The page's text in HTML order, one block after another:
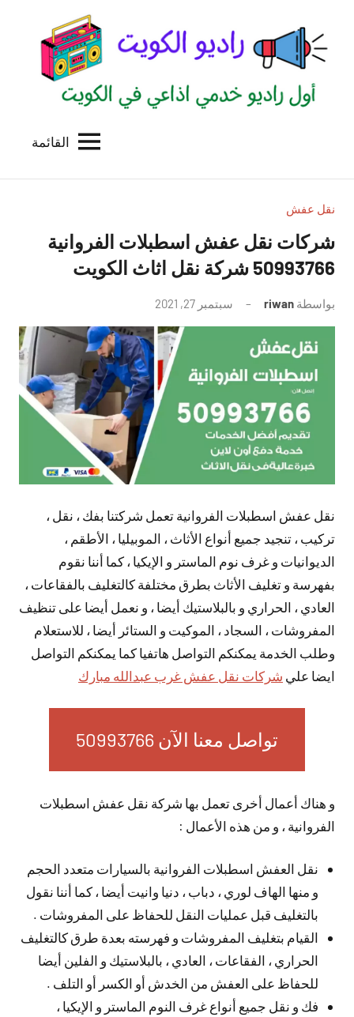
المحتوى
الكويت
للاعلانات
بالكويت
القائمة
نقل عفش
شركات نقل عفش اسطبلات الفروانية
50993766 شركة نقل اثاث الكويت
بواسطة riwan سبتمبر 27, 2021
توجد
تعليقات
نقل عفش اسطبلات الفروانية تعمل شركتنا بفك ، نقل ،
تركيب ، تنجيد جميع أنواع الأثاث ، الموبيليا ، الأطقم ،
الديوانيات و غرف نوم الماستر و الإيكيا ، كما أننا نقوم
بفهرسة و تغليف الأثاث بطرق مختلفة كالتغليف بالفقاعات ،
العادي ، الحراري و بالبلاستيك أيضا ، و نعمل أيضا على تنظيف
المفروشات ، السجاد ، الموكيت و الستائر أيضا ، للاستعلام
وطلب الخدمة يمكنكم التواصل هاتفيا كما يمكنكم التواصل
ايضا علي شركات نقل عفش غرب عبدالله مبارك
تواصل معنا الآن 50993766
و هناك أعمال أخرى تعمل بها شركة نقل عفش اسطبلات
الفروانية ، و من هذه الأعمال :
نقل العفش اسطبلات الفروانية بالسيارات متعدد الحجم
و منها الهاف لوري ، دباب ، دنيا وانيت أيضا ، كما أننا نقول
بالتغليف قبل عمليات النقل للحفاظ على المفروشات .
القيام بتغليف المفروشات و فهرسته بعدة طرق كالتغليف
الحراري ، الفقاعات ، العادي ، بالبلاستيك و الفلين أيضا
للحفاظ على العفش من الخدش أو الكسر أو التلف .
فك و نقل جميع أنواع غرف النوم الماستر و الإيكيا ،